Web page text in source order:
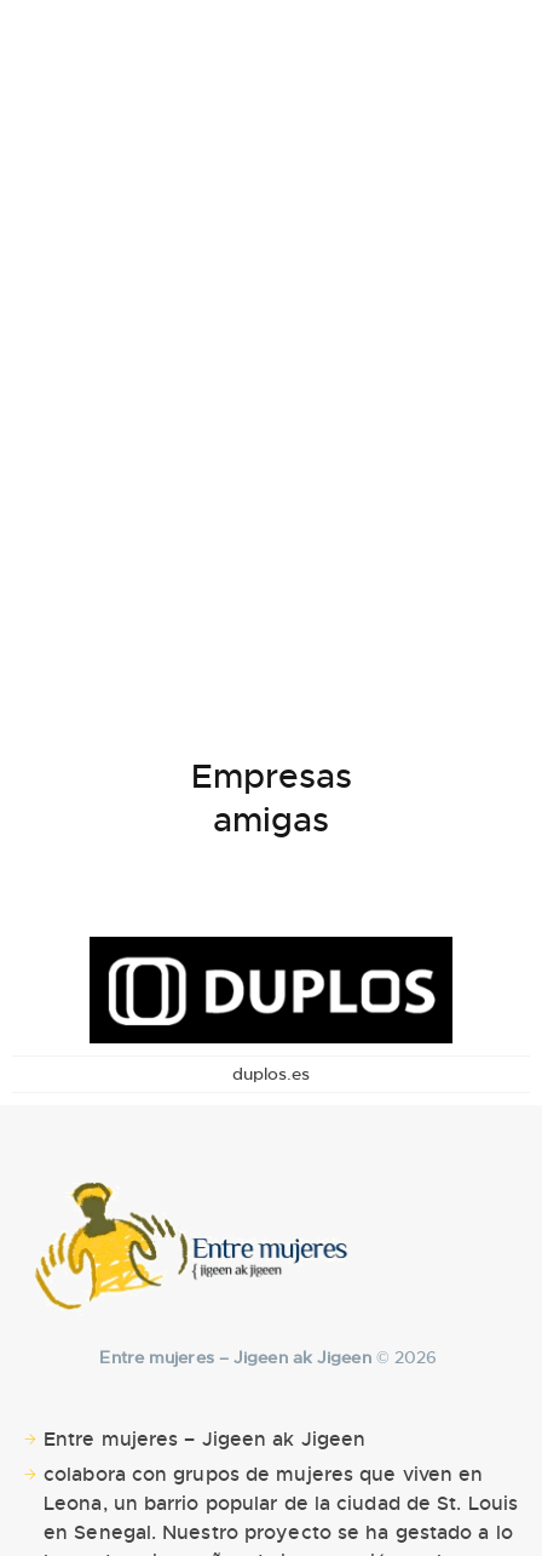
Empresas
amigas
duplos.es
Entre mujeres – Jigeen ak Jigeen © 2026
Entre mujeres – Jigeen ak Jigeen
colabora con grupos de mujeres que viven en
Leona, un barrio popular de la ciudad de St. Louis
en Senegal. Nuestro proyecto se ha gestado a lo